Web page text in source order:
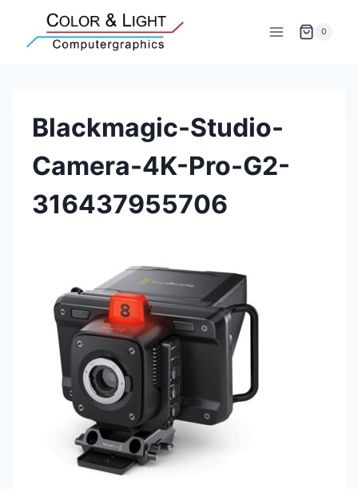
springen
0
Blackmagic-Studio-
Camera-4K-Pro-G2-
316437955706